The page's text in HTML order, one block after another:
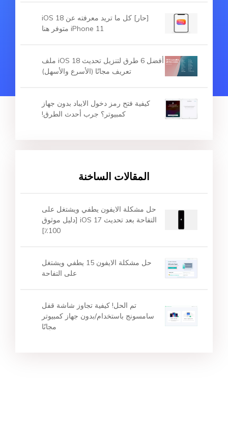
[حار] كل ما تريد معرفته عن iOS 18
iPhone 11 متوفر هنا
أفضل 6 طرق لتنزيل تحديث iOS 18 ملف
تعريف مجانًا (الأسرع والأسهل)
كيفية فتح رمز دخول الايباد بدون جهاز
كمبيوتر؟ جرب أحدث الطرق!
المقالات الساخنة
حل مشكلة الايفون يطفي ويشتغل على
التفاحة بعد تحديث iOS 17 [دليل موثوق
100٪]
حل مشكلة الايفون 15 يطفي ويشتغل
على التفاحة
تم الحل! كيفية تجاوز شاشة قفل
سامسونج باستخدام/بدون جهاز كمبيوتر
مجانًا